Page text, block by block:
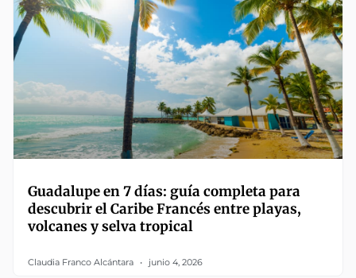
Guadalupe en 7 días: guía completa para
descubrir el Caribe Francés entre playas,
volcanes y selva tropical
Claudia Franco Alcántara junio 4, 2026